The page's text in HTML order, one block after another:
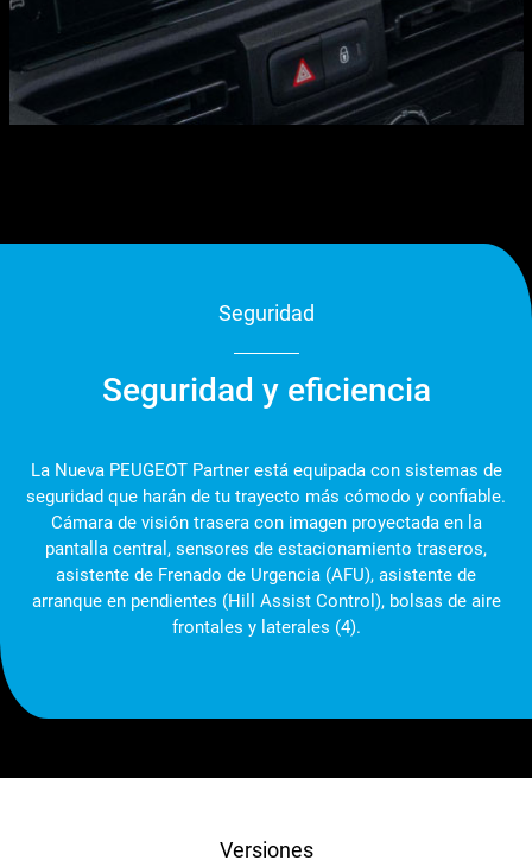
Seguridad
Seguridad y eficiencia
La Nueva PEUGEOT Partner está equipada con sistemas de
seguridad que harán de tu trayecto más cómodo y confiable.
Cámara de visión trasera con imagen proyectada en la
pantalla central, sensores de estacionamiento traseros,
asistente de Frenado de Urgencia (AFU), asistente de
arranque en pendientes (Hill Assist Control), bolsas de aire
frontales y laterales (4).
Versiones